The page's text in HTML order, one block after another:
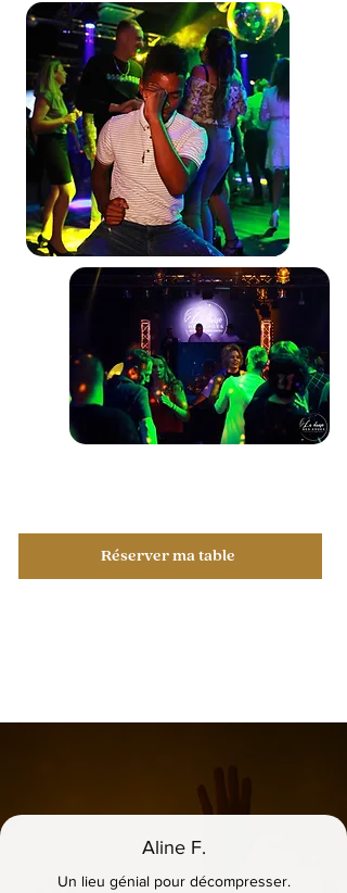
Réserver ma table
Aline F.
Un lieu génial pour décompresser.